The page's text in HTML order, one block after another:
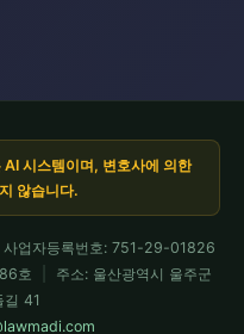
시스템이며, 변호사에 의한
않습니다.
사업자등록번호: 751-29-01826
호
주소: 울산광역시 울주군
길 41